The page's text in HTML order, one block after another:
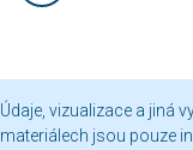
Údaje, vizualizace a jiná
materiálech jsou pouze